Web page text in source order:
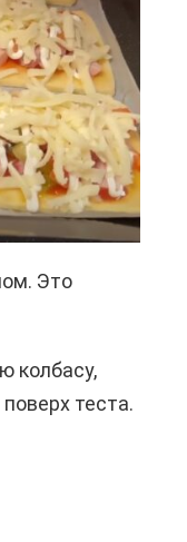
Это
колбасу,
теста.